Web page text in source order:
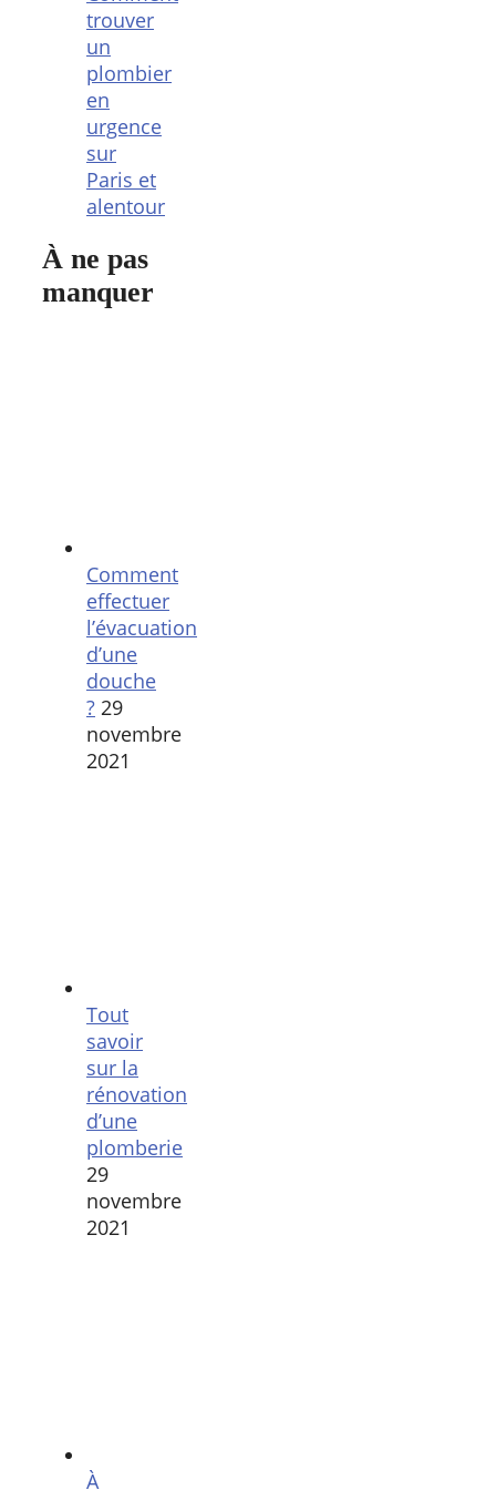
trouver
un
plombier
en
urgence
sur
Paris et
alentour
À ne pas
manquer
Comment
effectuer
l’évacuation
d’une
douche
? 29
novembre
2021
Tout
savoir
sur la
rénovation
d’une
plomberie
29
novembre
2021
À